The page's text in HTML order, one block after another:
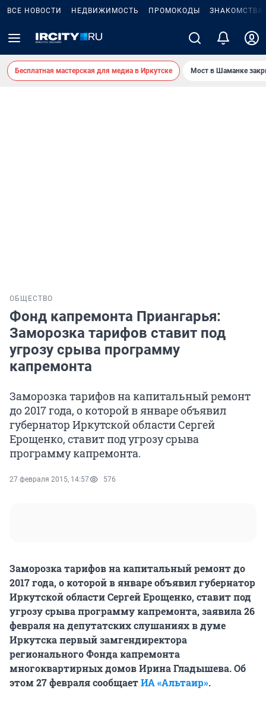
ВСЕ НОВОСТИ НЕДВИЖИМОСТЬ ПРОМОКОДЫ ЗНАКОМСТВА
Бесплатная мастерская для медиа в Иркутске Мост в Шаманке
ОБЩЕСТВО
Фонд капремонта Приангарья:
Заморозка тарифов ставит под
угрозу срыва программу
капремонта
Заморозка тарифов на капитальный ремонт
до 2017 года, о которой в январе объявил
губернатор Иркутской области Сергей
Ерощенко, ставит под угрозу срыва
программу капремонта.
27 февраля 2015, 14:57 576
Заморозка тарифов на капитальный ремонт до
2017 года, о которой в январе объявил губернатор
Иркутской области Сергей Ерощенко, ставит под
угрозу срыва программу капремонта, заявила 26
февраля на депутатских слушаниях в думе
Иркутска первый замгендиректора
регионального Фонда капремонта
многоквартирных домов Ирина Гладышева. Об
этом 27 февраля сообщаетИА «Альтаир».